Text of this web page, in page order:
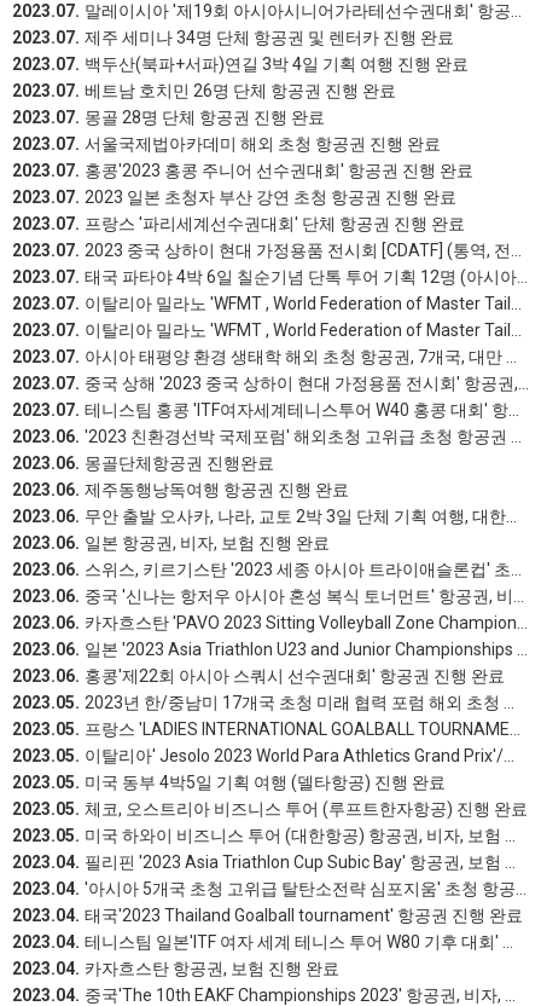
2023.07. 말레이시아 '제19회 아시아시니어가라테선수권대회' 항공권, 보험 진행 완료
2023.07. 제주 세미나 34명 단체 항공권 및 렌터카 진행 완료
2023.07. 백두산(북파+서파)연길 3박 4일 기획 여행 진행 완료
2023.07. 베트남 호치민 26명 단체 항공권 진행 완료
2023.07. 몽골 28명 단체 항공권 진행 완료
2023.07. 서울국제법아카데미 해외 초청 항공권 진행 완료
2023.07. 홍콩'2023 홍콩 주니어 선수권대회' 항공권 진행 완료
2023.07. 2023 일본 초청자 부산 강연 초청 항공권 진행 완료
2023.07. 프랑스 '파리세계선수권대회' 단체 항공권 진행 완료
2023.07. 2023 중국 상하이 현대 가정용품 전시회 [CDATF] (통역, 전시회 정보제공)
2023.07. 태국 파타야 4박 6일 칠순기념 단톡 투어 기획 12명 (아시아나항공 , 현지 전반적인 안내 및 인천고항 미팅) 진행 완료
2023.07. 이탈리아 밀라노 'WFMT , World Federation of Master Tailors' 초청 7박10일 기획 여행 진행 완료
2023.07. 이탈리아 밀라노 'WFMT , World Federation of Master Tailors' 초청 단체 항공권 진행 완료
2023.07. 아시아 태평양 환경 생태학 해외 초청 항공권, 7개국, 대만 현지 행사 및 초청 항공권 진행
2023.07. 중국 상해 '2023 중국 상하이 현대 가정용품 전시회' 항공권, 호텔, 비자 진행 완료
2023.07. 테니스팀 홍콩 'ITF여자세계테니스투어 W40 홍콩 대회' 항공권, 보험 진행 완료
2023.06. '2023 친환경선박 국제포럼' 해외초청 고위급 초청 항공권 진행 완료
2023.06. 몽골단체항공권 진행완료
2023.06. 제주동행낭독여행 항공권 진행 완료
2023.06. 무안 출발 오사카, 나라, 교토 2박 3일 단체 기획 여행, 대한항공 전세기 진행 완료
2023.06. 일본 항공권, 비자, 보험 진행 완료
2023.06. 스위스, 키르기스탄 '2023 세종 아시아 트라이애슬론컵' 초청 항공권 진행 완료
2023.06. 중국 '신나는 항저우 아시아 혼성 복식 토너먼트' 항공권, 비자 진행 완료
2023.06. 카자흐스탄 'PAVO 2023 Sitting Volleyball Zone Championships' 항공권, 보험, 수송 진행 완료
2023.06. 일본 '2023 Asia Triathlon U23 and Junior Championships Gamagori' 항공권, 보험, 수송 진행 완료
2023.06. 홍콩'제22회 아시아 스쿼시 선수권대회' 항공권 진행 완료
2023.05. 2023년 한/중남미 17개국 초청 미래 협력 포럼 해외 초청 항공권 (고위급 비즈니스항공권&수행원이코노미항공권) 진행 완료
2023.05. 프랑스 'LADIES INTERNATIONAL GOALBALL TOURNAMENT 2023' 항공권 견적 진행
2023.05. 이탈리아' Jesolo 2023 World Para Athletics Grand Prix'/스위스'Nottwill 2023 World Para Athletics Grand Prix' 항공권 진행 완료
2023.05. 미국 동부 4박5일 기획 여행 (델타항공) 진행 완료
2023.05. 체코, 오스트리아 비즈니스 투어 (루프트한자항공) 진행 완료
2023.05. 미국 하와이 비즈니스 투어 (대한항공) 항공권, 비자, 보험 진행 완료
2023.04. 필리핀 '2023 Asia Triathlon Cup Subic Bay' 항공권, 보험 진행 완료
2023.04. '아시아 5개국 초청 고위급 탈탄소전략 심포지움' 초청 항공권 (고위급 비즈니스항공권&수행원이코노미항공권) 진행 완료
2023.04. 태국'2023 Thailand Goalball tournament' 항공권 진행 완료
2023.04. 테니스팀 일본'ITF 여자 세계 테니스 투어 W80 기후 대회' 항공권, 보험 진행 완료
2023.04. 카자흐스탄 항공권, 보험 진행 완료
2023.04. 중국'The 10th EAKF Championships 2023' 항공권, 비자, 보험 진행 완료